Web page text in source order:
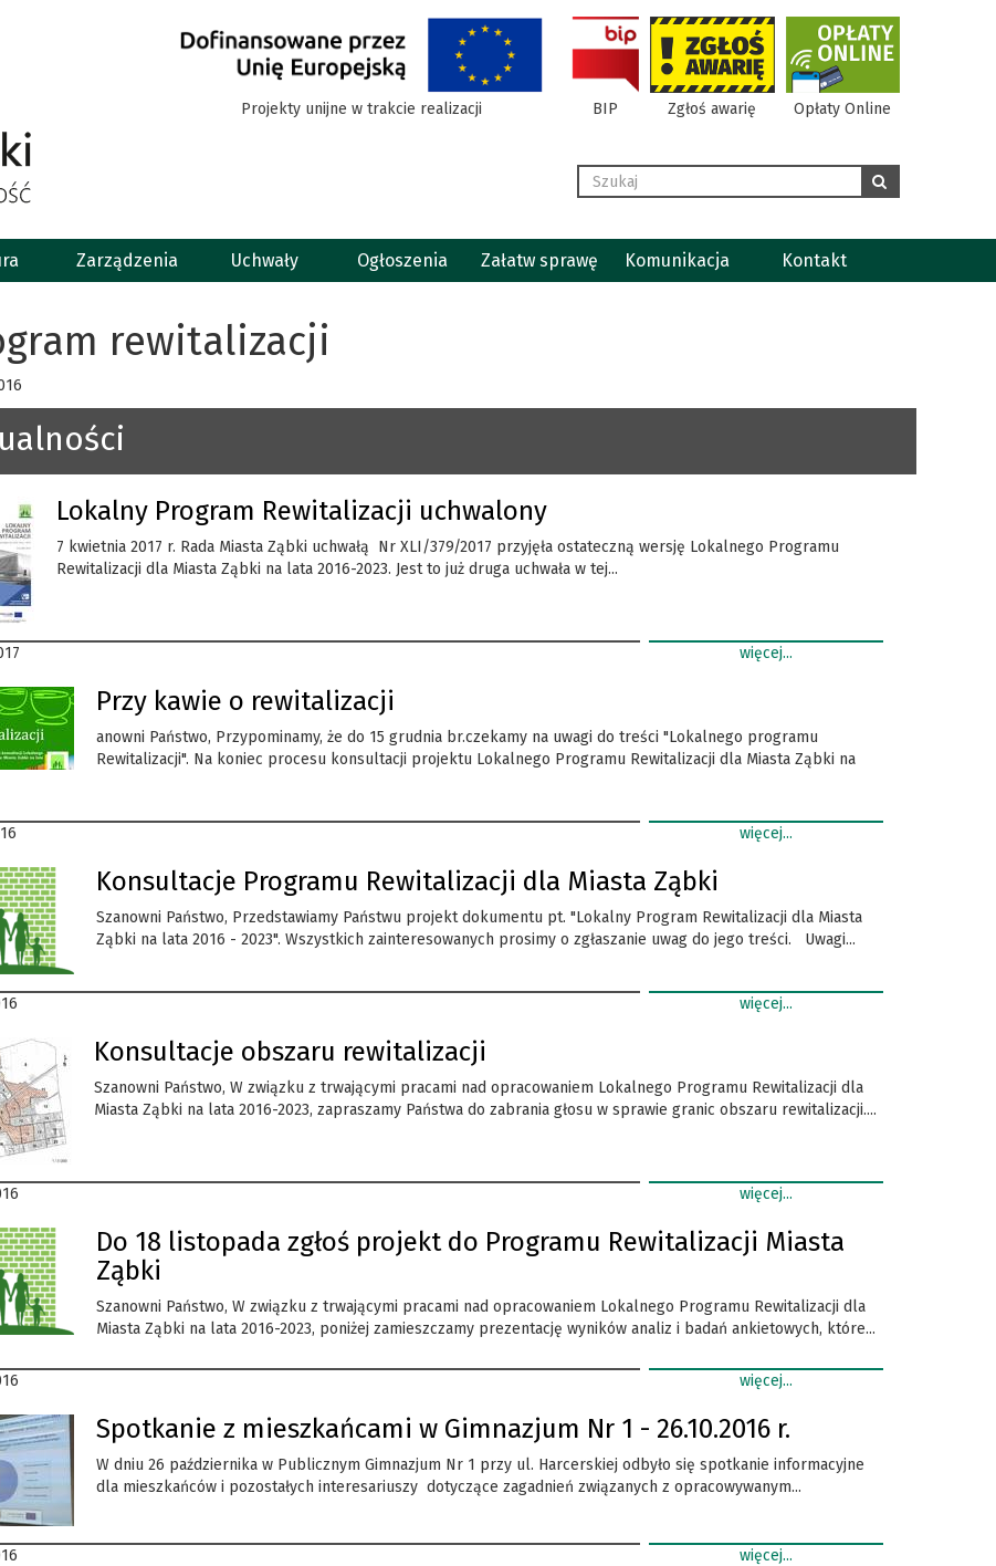
Projekty unijne w trakcie realizacji BIP Zgłoś awarię Opłaty Online
Wyszukaj szukaj
Zarządzenia Uchwały Ogłoszenia Załatw sprawę Komunikacja Kontakt
rewitalizacji
Lokalny Program Rewitalizacji uchwalony
7 kwietnia 2017 r. Rada Miasta Ząbki uchwałą Nr XLI/379/2017 przyjęła ostateczną wersję Lokalnego Programu
Rewitalizacji dla Miasta Ząbki na lata 2016-2023. Jest to już druga uchwała w tej...
więcej...
Przy kawie o rewitalizacji
anowni Państwo, Przypominamy, że do 15 grudnia br.czekamy na uwagi do treści "Lokalnego programu
Rewitalizacji". Na koniec procesu konsultacji projektu Lokalnego Programu Rewitalizacji dla Miasta Ząbki na
więcej...
Konsultacje Programu Rewitalizacji dla Miasta Ząbki
Szanowni Państwo, Przedstawiamy Państwu projekt dokumentu pt. "Lokalny Program Rewitalizacji dla Miasta
Ząbki na lata 2016 - 2023". Wszystkich zainteresowanych prosimy o zgłaszanie uwag do jego treści. Uwagi...
więcej...
Konsultacje obszaru rewitalizacji
Szanowni Państwo, W związku z trwającymi pracami nad opracowaniem Lokalnego Programu Rewitalizacji dla
Miasta Ząbki na lata 2016-2023, zapraszamy Państwa do zabrania głosu w sprawie granic obszaru rewitalizacji....
więcej...
Do 18 listopada zgłoś projekt do Programu Rewitalizacji Miasta
Ząbki
Szanowni Państwo, W związku z trwającymi pracami nad opracowaniem Lokalnego Programu Rewitalizacji dla
Miasta Ząbki na lata 2016-2023, poniżej zamieszczamy prezentację wyników analiz i badań ankietowych, które...
więcej...
Spotkanie z mieszkańcami w Gimnazjum Nr 1 - 26.10.2016 r.
W dniu 26 października w Publicznym Gimnazjum Nr 1 przy ul. Harcerskiej odbyło się spotkanie informacyjne
dla mieszkańców i pozostałych interesariuszy dotyczące zagadnień związanych z opracowywanym...
więcej...